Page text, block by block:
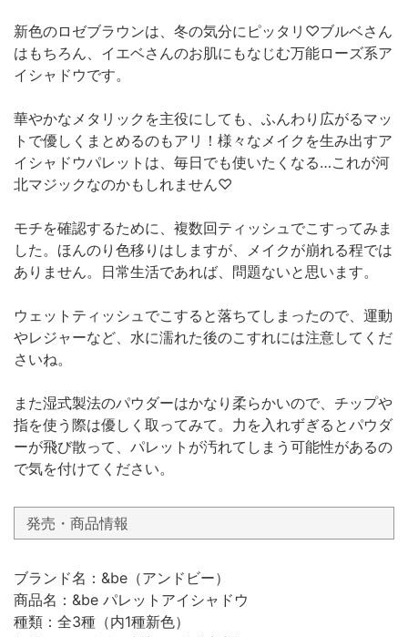
新色のロゼブラウンは、冬の気分にピッタリ♡ブルベさん
はもちろん、イエベさんのお肌にもなじむ万能ローズ系ア
イシャドウです。
華やかなメタリックを主役にしても、ふんわり広がるマッ
トで優しくまとめるのもアリ！様々なメイクを生み出すア
イシャドウパレットは、毎日でも使いたくなる…これが河
北マジックなのかもしれません♡
モチを確認するために、複数回ティッシュでこすってみま
した。ほんのり色移りはしますが、メイクが崩れる程では
ありません。日常生活であれば、問題ないと思います。
ウェットティッシュでこすると落ちてしまったので、運動
やレジャーなど、水に濡れた後のこすれには注意してくだ
さいね。
また湿式製法のパウダーはかなり柔らかいので、チップや
指を使う際は優しく取ってみて。力を入れずぎるとパウダ
ーが飛び散って、パレットが汚れてしまう可能性があるの
で気を付けてください。
発売・商品情報
ブランド名：&be（アンドビー）
商品名：&be パレットアイシャドウ
種類：全3種（内1種新色）